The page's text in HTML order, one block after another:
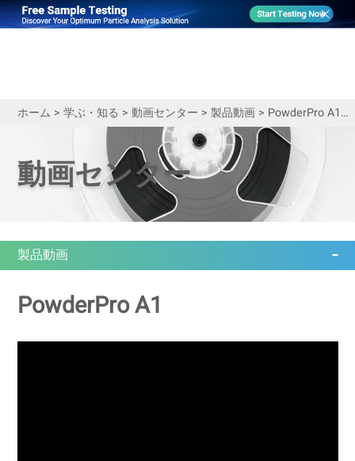
ホーム > 学ぶ・知る > 動画センター > 製品動画> PowderPro A1による粉末材料の流動性評価
動画センター
製品動画
PowderPro A1